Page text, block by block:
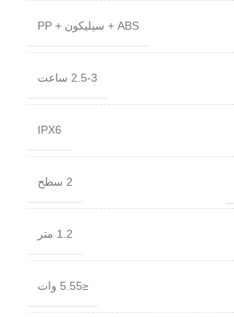
ABS + سیلیکون + PP
2.5-3 ساعت
IPX6
2 سطح
1.2 متر
≤5.55 وات